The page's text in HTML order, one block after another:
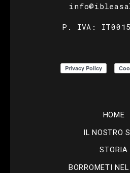
P. IVA:
HOME
IL NOSTRO
STORIA
BORROMETI